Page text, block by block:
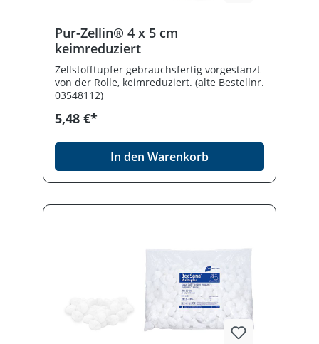
Pur-Zellin® 4 x 5 cm
keimreduziert
Zellstofftupfer gebrauchsfertig vorgestanzt
von der Rolle, keimreduziert. (alte Bestellnr.
03548112)
5,48 €*
In den Warenkorb